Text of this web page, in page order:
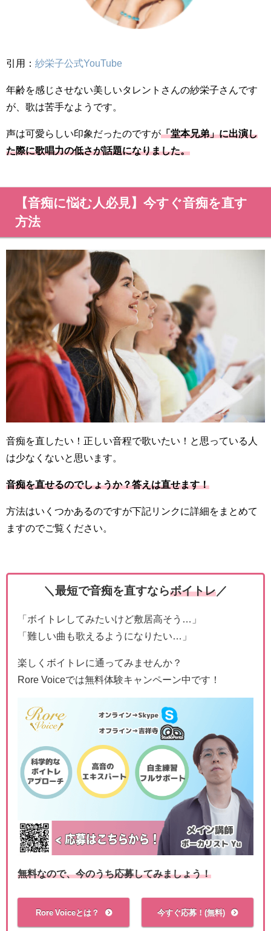
引用： 紗栄子公式YouTube
年齢を感じさせない美しいタレントさんの紗栄子さんです
が、歌は苦手なようです。
声は可愛らしい印象だったのですが「堂本兄弟」に出演し
た際に歌唱力の低さが話題になりました。
【音痴に悩む人必見】今すぐ音痴を直す
方法
音痴を直したい！正しい音程で歌いたい！と思っている人
は少なくないと思います。
音痴を直せるのでしょうか？答えは直せます！
方法はいくつかあるのですが下記リンクに詳細をまとめて
ますのでご覧ください。
＼最短で音痴を直すならボイトレ ／
「ボイトレしてみたいけど敷居高そう…」
「難しい曲も歌えるようになりたい…」
楽しくボイトレに通ってみませんか？
Rore Voiceでは無料体験キャンペーン中です！
無料なので、今のうち応募してみましょう！
Rore Voiceとは？ 今すぐ応募！(無料)